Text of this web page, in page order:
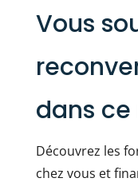
Vous
dans
Découvrez les
chez vous et